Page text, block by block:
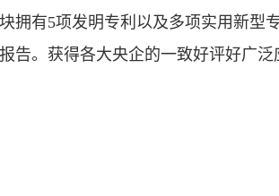
拥有5项发明专利以及多项实用新型
告。获得各大央企的一致好评好广泛